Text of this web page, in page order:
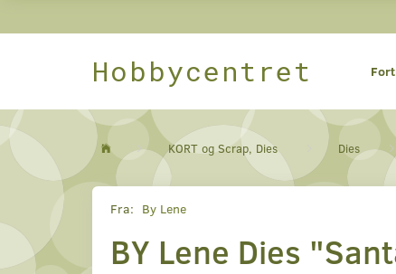
Hobbycentret
KORT og Scrap, Dies Dies
Fra: By Lene
BY Lene Dies